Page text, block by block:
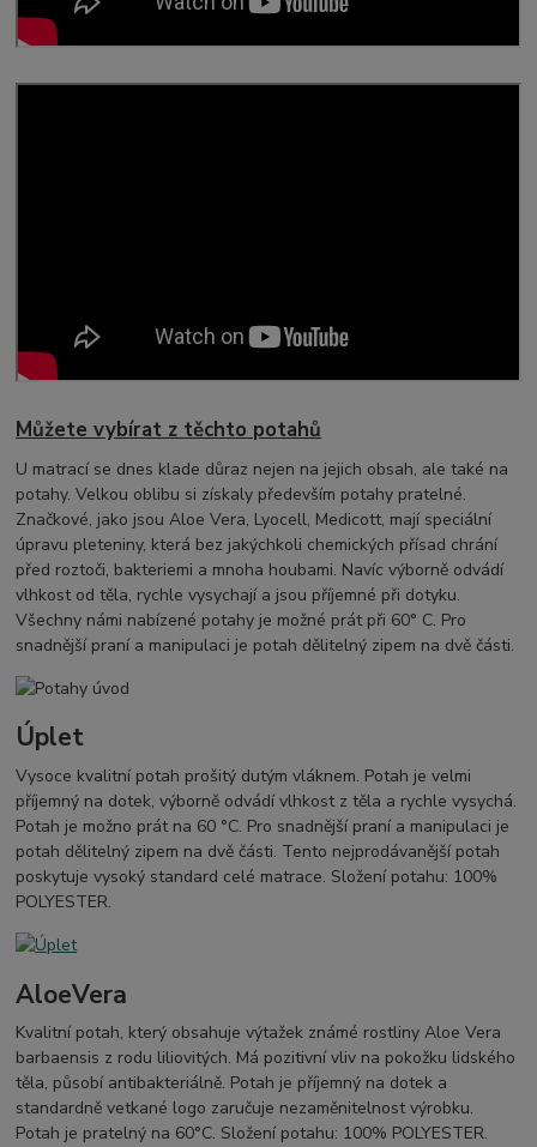
Můžete vybírat z těchto potahů
U matrací se dnes klade důraz nejen na jejich obsah, ale také na
potahy. Velkou oblibu si získaly především potahy pratelné.
Značkové, jako jsou Aloe Vera, Lyocell, Medicott, mají speciální
úpravu pleteniny, která bez jakýchkoli chemických přísad chrání
před roztoči, bakteriemi a mnoha houbami. Navíc výborně odvádí
vlhkost od těla, rychle vysychají a jsou příjemné při dotyku.
Všechny námi nabízené potahy je možné prát při 60° C. Pro
snadnější praní a manipulaci je potah dělitelný zipem na dvě části.
Úplet
Vysoce kvalitní potah prošitý dutým vláknem. Potah je velmi
příjemný na dotek, výborně odvádí vlhkost z těla a rychle vysychá.
Potah je možno prát na 60 °C. Pro snadnější praní a manipulaci je
potah dělitelný zipem na dvě části. Tento nejprodávanější potah
poskytuje vysoký standard celé matrace. Složení potahu: 100%
POLYESTER.
AloeVera
Kvalitní potah, který obsahuje výtažek známé rostliny Aloe Vera
barbaensis z rodu liliovitých. Má pozitivní vliv na pokožku lidského
těla, působí antibakteriálně. Potah je příjemný na dotek a
standardně vetkané logo zaručuje nezaměnitelnost výrobku.
Potah je pratelný na 60°C. Složení potahu: 100% POLYESTER.